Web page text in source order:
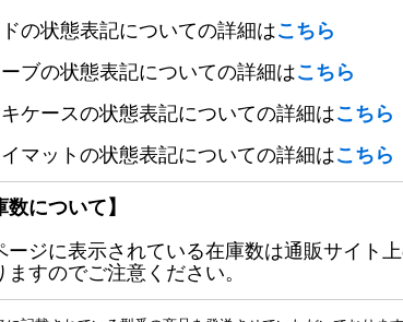
の状態表記についての詳細はこちら
ブの状態表記についての詳細はこちら
ケースの状態表記についての詳細はこちら
マットの状態表記についての詳細はこちら
数について】
ージに表示されている在庫数は通販サイト
ますのでご注意ください。